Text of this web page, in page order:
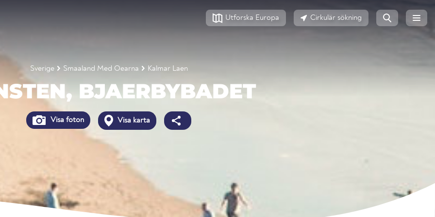
Utforska Europa Cirkulär sökning
Sverige Smaaland Med Oearna Kalmar Laen
BJAERBYBADET
Visa foton Visa karta